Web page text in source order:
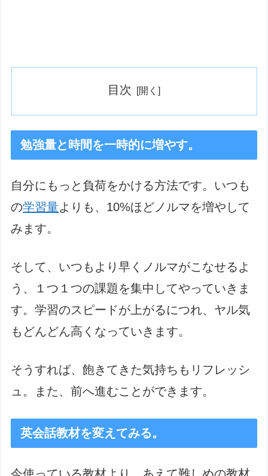
目次
勉強量と時間を一時的に増やす。
自分にもっと負荷をかける方法です。いつも
の学習量よりも、10%ほどノルマを増やして
みます。
そして、いつもより早くノルマがこなせるよ
う、１つ１つの課題を集中してやっていきま
す。学習のスピードが上がるにつれ、ヤル気
もどんどん高くなっていきます。
そうすれば、飽きてきた気持ちもリフレッシ
ュ。また、前へ進むことができます。
英会話教材を変えてみる。